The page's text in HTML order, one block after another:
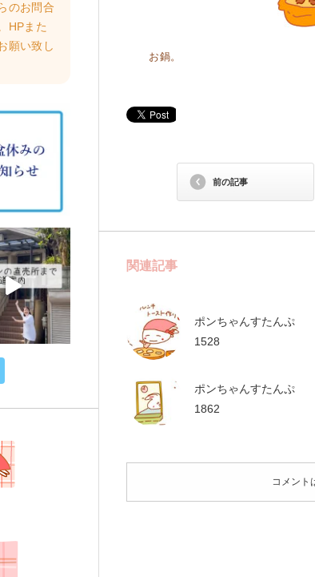
お鍋。
前の記事
関連記事
ポンちゃんすたんぷ
1528
ポンちゃんすたんぷ
1862
コメント
のお問合
HPまた
願い致し